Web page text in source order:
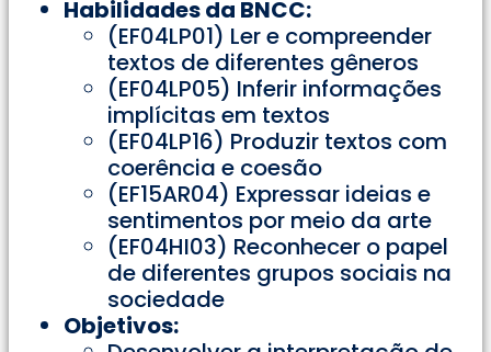
Habilidades da BNCC:
(EF04LP01) Ler e compreender
textos de diferentes gêneros
(EF04LP05) Inferir informações
implícitas em textos
(EF04LP16) Produzir textos com
coerência e coesão
(EF15AR04) Expressar ideias e
sentimentos por meio da arte
(EF04HI03) Reconhecer o papel
de diferentes grupos sociais na
sociedade
Objetivos: